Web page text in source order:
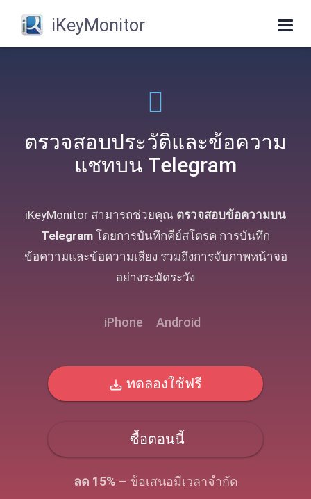
iKeyMonitor
ตรวจสอบประวัติและข้อความ
แชทบน Telegram
iKeyMonitor สามารถช่วยคุณ ตรวจสอบข้อความบน
Telegram โดยการบันทึกคีย์สโตรค การบันทึก
ข้อความและข้อความเสียง รวมถึงการจับภาพหน้าจอ
อย่างระมัดระวัง
iPhone Android
ทดลองใช้ฟรี
ซื้อตอนนี้
ลด 15% – ข้อเสนอมีเวลาจํากัด